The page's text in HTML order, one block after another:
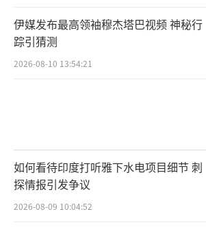
伊媒发布最高领袖穆杰塔巴视频 神秘行
踪引猜测
2026-08-10 13:54:21
如何看待印度打听雅下水电项目细节 刺
探情报引发争议
2026-08-09 10:04:52